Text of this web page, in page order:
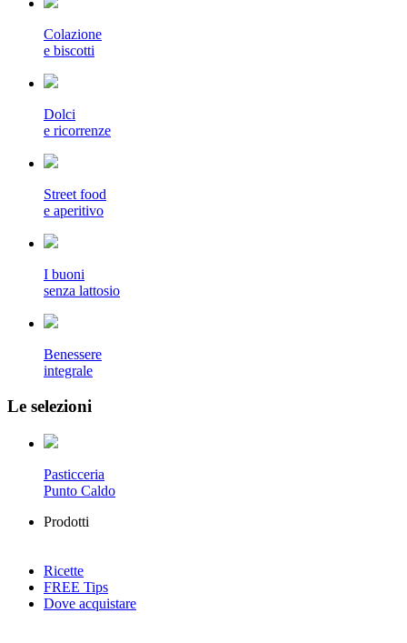
Colazione
e biscotti
Dolci
e ricorrenze
Street food
e aperitivo
I buoni
senza lattosio
Benessere
integrale
Le selezioni
Pasticceria
Punto Caldo
Prodotti
Ricette
FREE Tips
Dove acquistare